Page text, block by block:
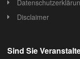
Disclaimer
Sind Sie